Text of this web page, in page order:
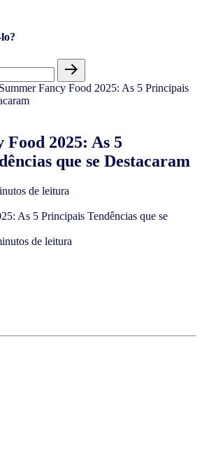
Food 2025: As 5
que se Destacaram
de leitura
As 5 Principais Tendências que se
de leitura